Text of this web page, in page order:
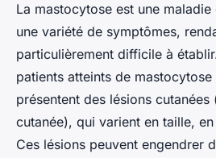
La mastocytose est une
une variété de symptômes,
particulièrement difficile à
patients atteints de mastocytose
présentent des lésions cutanées
cutanée), qui varient en taille,
Ces lésions peuvent engendrer